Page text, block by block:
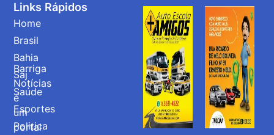
Barriga
Notícias
é
um
portal
Links Rápidos
Home
Brasil
Bahia
Saj
Saúde
Esportes
Politica